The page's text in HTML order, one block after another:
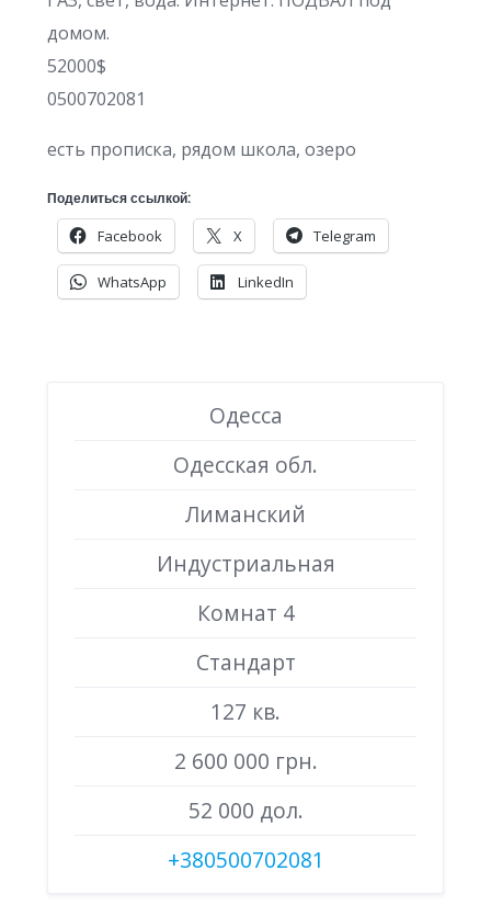
домом.
52000$
0500702081
есть прописка, рядом школа, озеро
Поделиться ссылкой:
Facebook X Telegram
WhatsApp LinkedIn
Одесса
Одесская обл.
Лиманский
Индустриальная
Комнат 4
Стандарт
127 кв.
2 600 000 грн.
52 000 дол.
+380500702081